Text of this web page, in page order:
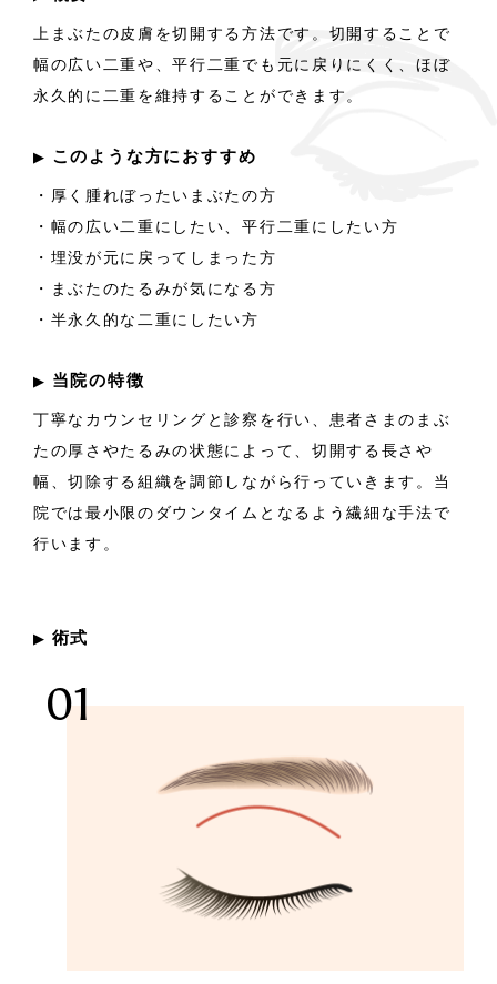
上まぶたの皮膚を切開する方法です。切開することで
幅の広い二重や、平行二重でも元に戻りにくく、ほぼ
永久的に二重を維持することができます。
▶︎ このような方におすすめ
・厚く腫れぼったいまぶたの方
・幅の広い二重にしたい、平行二重にしたい方
・埋没が元に戻ってしまった方
・まぶたのたるみが気になる方
・半永久的な二重にしたい方
▶︎ 当院の特徴
丁寧なカウンセリングと診察を行い、患者さまのまぶ
たの厚さやたるみの状態によって、切開する長さや
幅、切除する組織を調節しながら行っていきます。当
院では最小限のダウンタイムとなるよう繊細な手法で
行います。
▶︎ 術式
01